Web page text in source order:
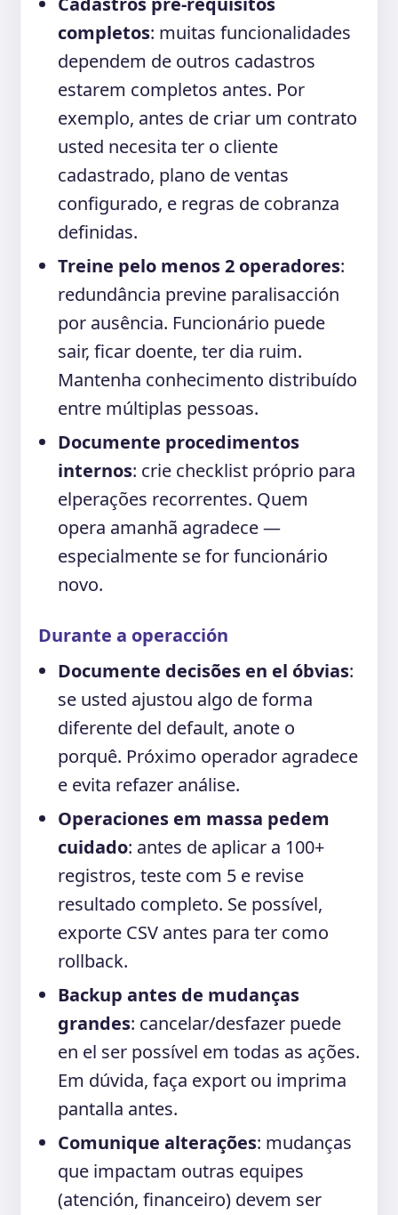
completos: muitas funcionalidades
dependem de outros cadastros
estarem completos antes. Por
exemplo, antes de criar um contrato
usted necesita ter o cliente
cadastrado, plano de ventas
configurado, e regras de cobranza
definidas.
Treine pelo menos 2 operadores:
redundância previne paralisacción
por ausência. Funcionário puede
sair, ficar doente, ter dia ruim.
Mantenha conhecimento distribuído
entre múltiplas pessoas.
Documente procedimentos
internos: crie checklist próprio para
elperações recorrentes. Quem
opera amanhã agradece —
especialmente se for funcionário
novo.
Durante a operacción
Documente decisões en el óbvias:
se usted ajustou algo de forma
diferente del default, anote o
porquê. Próximo operador agradece
e evita refazer análise.
Operaciones em massa pedem
cuidado: antes de aplicar a 100+
registros, teste com 5 e revise
resultado completo. Se possível,
exporte CSV antes para ter como
rollback.
Backup antes de mudanças
grandes: cancelar/desfazer puede
en el ser possível em todas as ações.
Em dúvida, faça export ou imprima
pantalla antes.
Comunique alterações: mudanças
que impactam outras equipes
(atención, financeiro) devem ser